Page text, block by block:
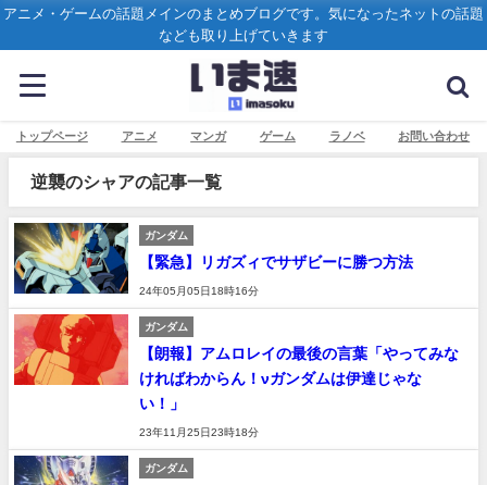
アニメ・ゲームの話題メインのまとめブログです。気になったネットの話題
なども取り上げていきます
トップページ アニメ マンガ ゲーム ラノベ お問い合わせ
逆襲のシャアの記事一覧
ガンダム
【緊急】リガズィでサザビーに勝つ方法
24年05月05日18時16分
ガンダム
【朗報】アムロレイの最後の言葉「やってみな
ければわからん！νガンダムは伊達じゃな
い！」
23年11月25日23時18分
ガンダム